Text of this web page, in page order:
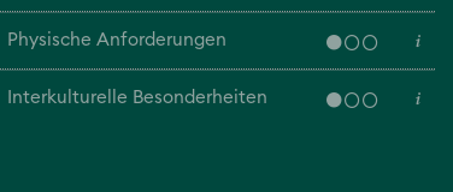
Physische Anforderungen
Interkulturelle Besonderheiten